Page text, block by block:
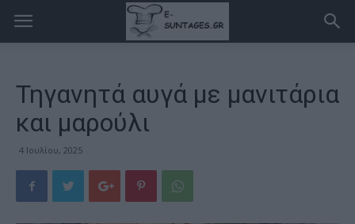
Τηγανητά αυγά με μανιτάρια
και μαρούλι
4 Ιουλίου, 2025